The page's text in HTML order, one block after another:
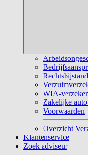
WIA-
Zakelijke
Voorwaarden
Overzicht
Klantenservice
Zoek adviseur